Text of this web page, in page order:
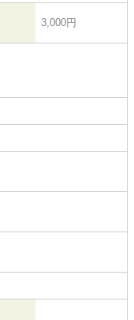
3,000円